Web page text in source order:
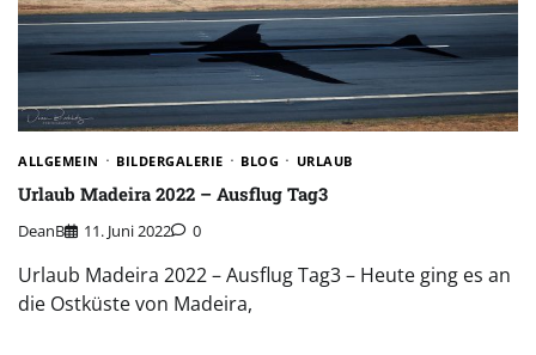
ALLGEMEIN BILDERGALERIE BLOG URLAUB
Urlaub Madeira 2022 – Ausflug Tag3
DeanB 11. Juni 2022 0
Urlaub Madeira 2022 – Ausflug Tag3 – Heute ging es an
die Ostküste von Madeira,